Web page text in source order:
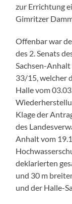
zur Errichtung
Gimritzer
Offenbar war
des 2. Senats
Sachsen-
33/15, welcher
Halle vom
Klage der
des
Anhalt vom
deklarierten
und 30 m
und der Halle-